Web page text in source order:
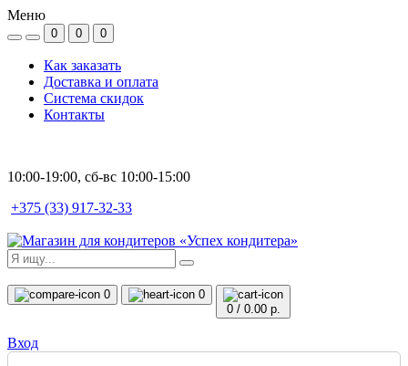
Меню
0 0 0
Как заказать
Доставка и оплата
Система скидок
Контакты
10:00-19:00, сб-вс 10:00-15:00
+375 (33) 917-32-33
0
0
0/ 0.00 р.
Вход